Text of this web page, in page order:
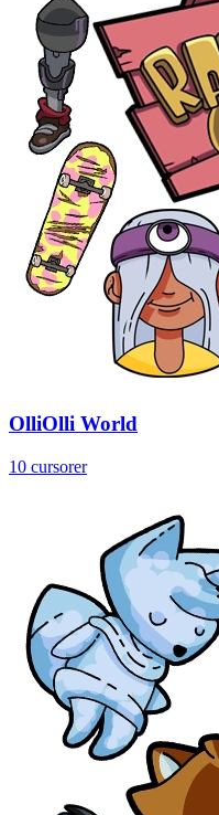
OlliOlli World
10 cursorer